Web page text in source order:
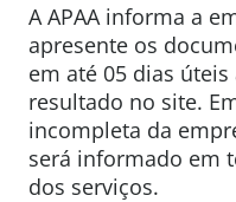
A APAA informa a
apresente os
em até 05 dias
resultado no site.
incompleta da
será informado em
dos serviços.